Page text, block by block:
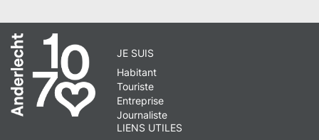
JE SUIS
Habitant
Touriste
Entreprise
Journaliste
LIENS UTILES